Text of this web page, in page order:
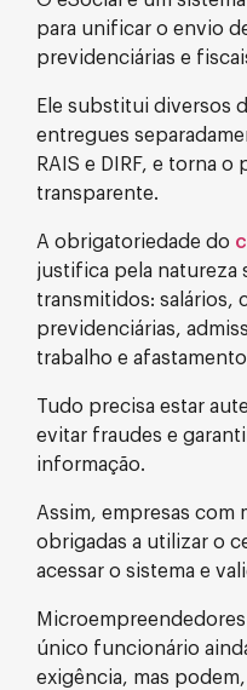
para unificar o envio
previdenciárias e
Ele substitui diversos
entregues
RAIS e DIRF, e torna
transparente.
A obrigatoriedade do
justifica pela natureza
transmitidos: salários,
previdenciárias,
trabalho e
Tudo precisa estar
evitar fraudes e
informação.
Assim, empresas com
obrigadas a utilizar o
acessar o sistema e
único funcionário
exigência, mas